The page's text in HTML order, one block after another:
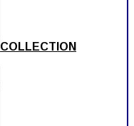
COLLECTION